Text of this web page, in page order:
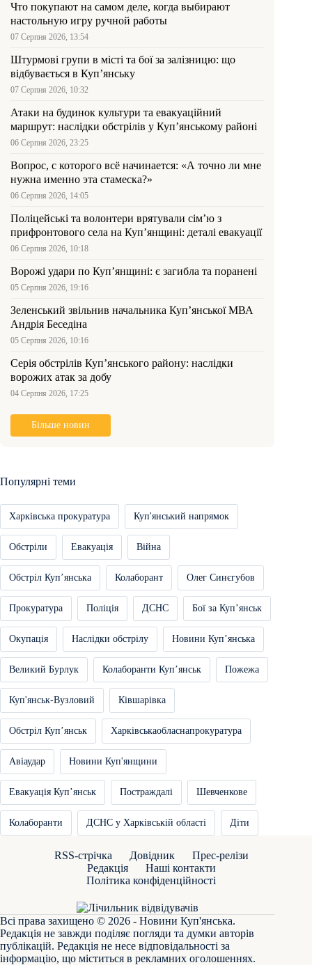
Что покупают на самом деле, когда выбирают
настольную игру ручной работы
07 Серпня 2026, 13:54
Штурмові групи в місті та бої за залізницю: що
відбувається в Куп’янську
07 Серпня 2026, 10:32
Атаки на будинок культури та евакуаційний
маршрут: наслідки обстрілів у Куп’янському районі
06 Серпня 2026, 23:25
Вопрос, с которого всё начинается: «А точно ли мне
нужна именно эта стамеска?»
06 Серпня 2026, 14:05
Поліцейські та волонтери врятували сім’ю з
прифронтового села на Куп’янщині: деталі евакуації
06 Серпня 2026, 10:18
Ворожі удари по Куп’янщині: є загибла та поранені
05 Серпня 2026, 19:16
Зеленський звільнив начальника Купʼянської МВА
Андрія Беседіна
05 Серпня 2026, 10:16
Серія обстрілів Куп’янського району: наслідки
ворожих атак за добу
04 Серпня 2026, 17:25
Більше новин
Популярні теми
Харківська прокуратура Куп'янський напрямок
Обстріли Евакуація Війна
Обстріл Купʼянська Колаборант Олег Синєгубов
Прокуратура Поліція ДСНС Бої за Купʼянськ
Окупація Наслідки обстрілу Новини Купʼянська
Великий Бурлук Колаборанти Купʼянськ Пожежа
Куп'янськ-Вузловий Ківшарівка
Обстріл Купʼянськ Харківськаобласнапрокуратура
Авіаудар Новини Куп'янщини
Евакуація Купʼянськ Постраждалі Шевченкове
Колаборанти ДСНС у Харківській області Діти
RSS-стрічка Довідник
Прес-релізи
Редакція
Наші контакти
Політика конфіденційності
Всі права захищено © 2026 - Новини Куп'янська.
Редакція не завжди поділяє погляди та думки авторів
публікацій. Редакція не несе відповідальності за
інформацію, що міститься в рекламних оголошеннях.